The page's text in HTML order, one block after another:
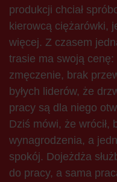
produkcji chciał
kierowcą ciężarówki,
więcej. Z czasem
trasie ma swoją cenę:
zmęczenie, brak
byłych liderów, że
pracy są dla niego
Dziś mówi, że wrócił,
wynagrodzenia, a
spokój. Dojeżdża
do pracy, a sama